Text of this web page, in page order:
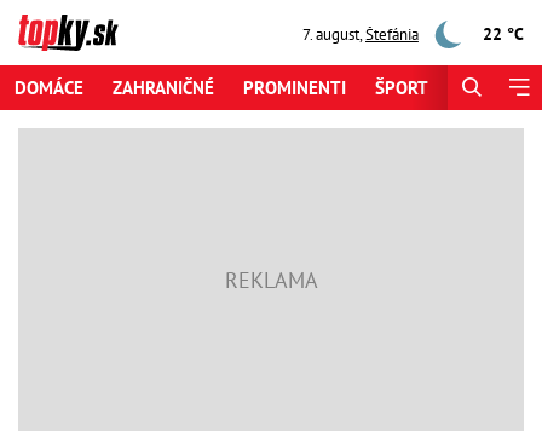
7. august,Štefánia 22 °C
DOMÁCE ZAHRANIČNÉ PROMINENTI ŠPORT